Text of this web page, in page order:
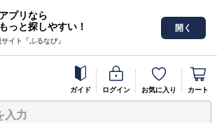
プリなら
っと探しやすい！
イト「ふるなび」
開く
ガイド ログイン お気に入り カート
入力